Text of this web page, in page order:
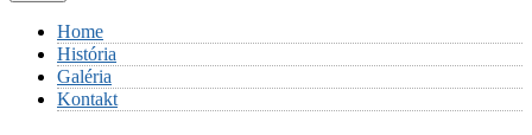
Home
História
Galéria
Kontakt